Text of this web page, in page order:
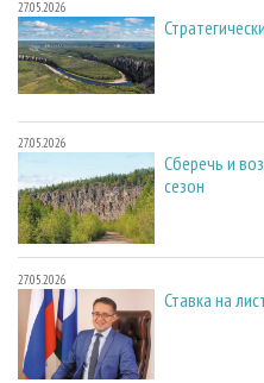
27.05.2026
27.05.2026
Сберечь и
сезон
27.05.2026
Ставка на